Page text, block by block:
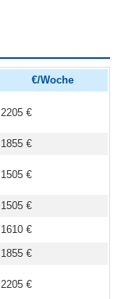
€/Woche
2205 €
1855 €
1505 €
1505 €
1610 €
1855 €
2205 €